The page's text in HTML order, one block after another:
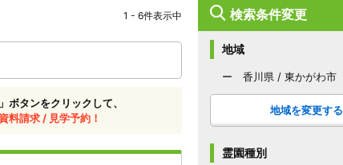
1 - 6件表示中
ボタンをクリックして、
料請求 / 見学予約！
検索条件変更
地域
ー 香川県 / 東かがわ市
地域を変更する
霊園種別